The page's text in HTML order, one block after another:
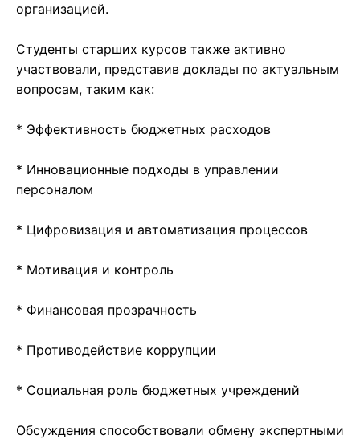
организацией.
Студенты старших курсов также активно
участвовали, представив доклады по актуальным
вопросам, таким как:
* Эффективность бюджетных расходов
* Инновационные подходы в управлении
персоналом
* Цифровизация и автоматизация процессов
* Мотивация и контроль
* Финансовая прозрачность
* Противодействие коррупции
* Социальная роль бюджетных учреждений
Обсуждения способствовали обмену экспертными